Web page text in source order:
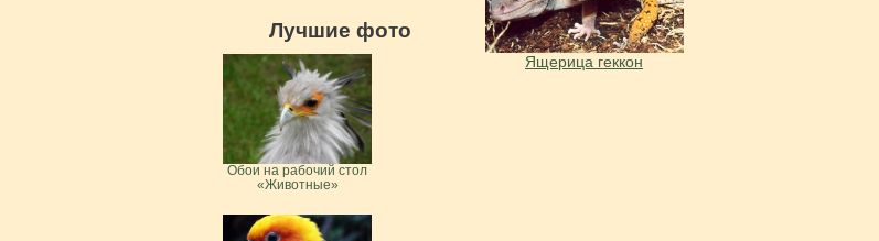
Ящерица геккон
Лучшие фото
Обои на рабочий стол
«Животные»